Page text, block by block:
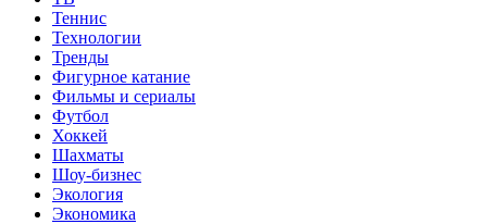
Теннис
Технологии
Тренды
Фигурное катание
Фильмы и сериалы
Футбол
Хоккей
Шахматы
Шоу-бизнес
Экология
Экономика